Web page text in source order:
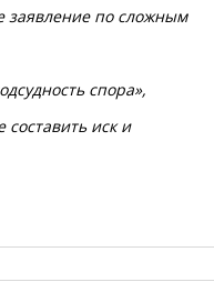
заявление по сложным
спора»,
иск и